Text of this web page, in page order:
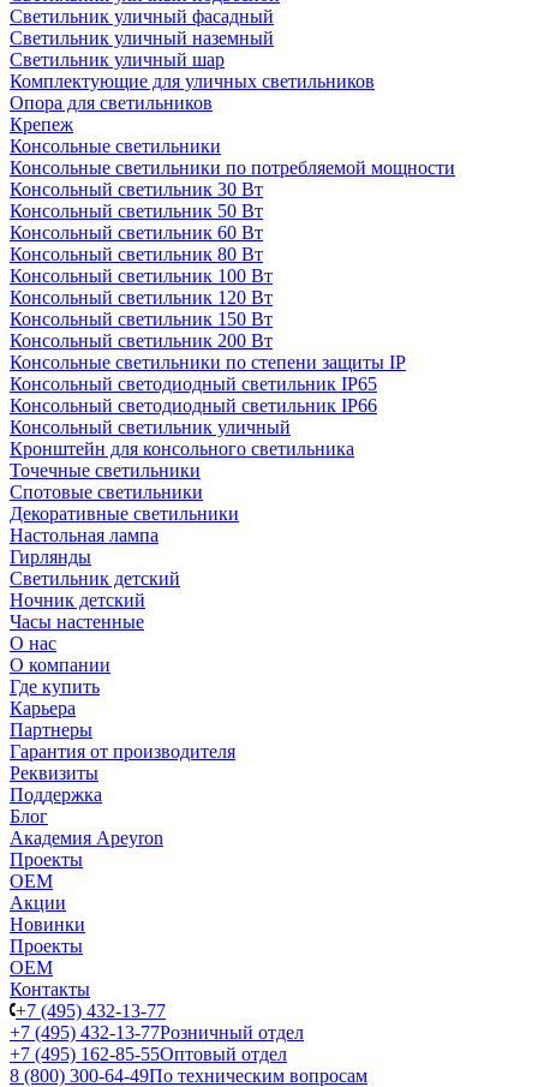
Светильник уличный фасадный
Светильник уличный наземный
Cветильник уличный шар
Комплектующие для уличных светильников
Опора для светильников
Крепеж
Консольные светильники
Консольные светильники по потребляемой мощности
Консольный светильник 30 Вт
Консольный светильник 50 Вт
Консольный светильник 60 Вт
Консольный светильник 80 Вт
Консольный светильник 100 Вт
Консольный светильник 120 Вт
Консольный светильник 150 Вт
Консольный светильник 200 Вт
Консольные светильники по степени защиты IP
Консольный светодиодный светильник IP65
Консольный светодиодный светильник IP66
Консольный светильник уличный
Кронштейн для консольного светильника
Точечные светильники
Спотовые светильники
Декоративные светильники
Настольная лампа
Гирлянды
Светильник детский
Ночник детский
Часы настенные
О нас
О компании
Где купить
Карьера
Партнеры
Гарантия от производителя
Реквизиты
Поддержка
Блог
Академия Apeyron
Проекты
ОЕМ
Акции
Новинки
Проекты
ОЕМ
Контакты
+7 (495) 432-13-77
+7 (495) 432-13-77Розничный отдел
+7 (495) 162-85-55Оптовый отдел
8 (800) 300-64-49По техническим вопросам